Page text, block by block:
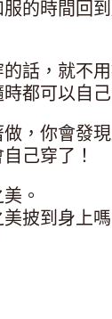
的時間回
話，就不
都可以自己
，你會發
己穿了！
。
披到身上嗎